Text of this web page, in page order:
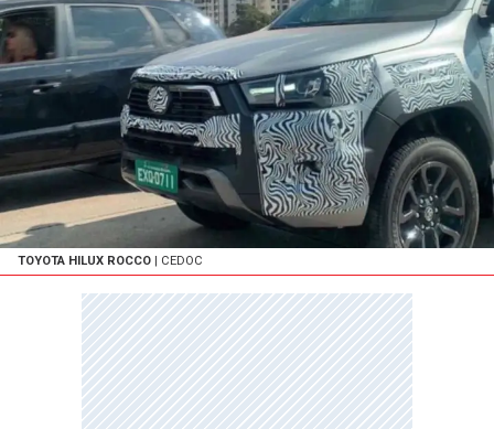
TOYOTA HILUX ROCCO | CEDOC